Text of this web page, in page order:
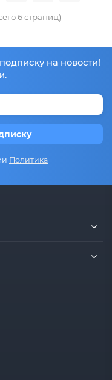
6 страниц)
на новости!
Политика